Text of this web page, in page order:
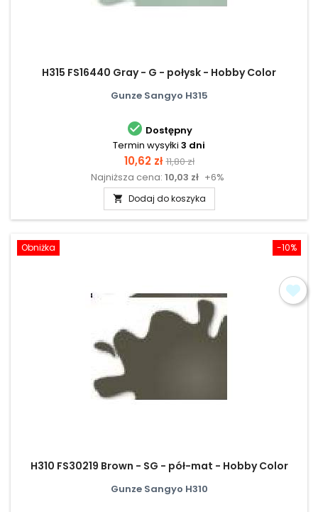
H315 FS16440 Gray - G - połysk - Hobby Color
Gunze Sangyo H315
 Dostępny
Termin wysyłki 3 dni
Cena
10,62 zł Cena
podstawowa
11,80 zł
Najniższa cena: 10,03 zł +6%
 Dodaj do koszyka
-10%
Obniżka
H310 FS30219 Brown - SG - pół-mat - Hobby Color
Gunze Sangyo H310